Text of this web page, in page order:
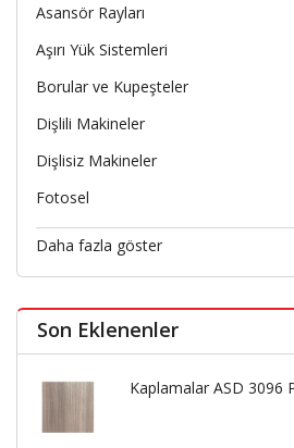
Asansör Rayları
Aşırı Yük Sistemleri
Borular ve Kupeşteler
Dişlili Makineler
Dişlisiz Makineler
Fotosel
Daha fazla göster
Son Eklenenler
Kaplamalar ASD 3096